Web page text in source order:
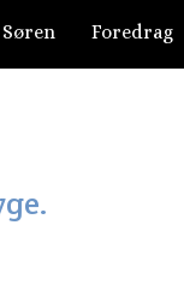
Foredrag